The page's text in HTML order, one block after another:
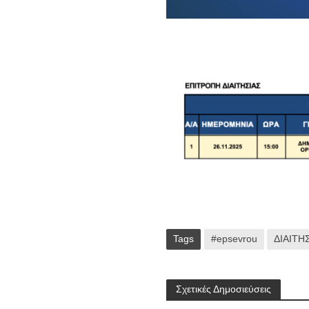
Tags #epsevrou
Σχετικές Δημοσιεύσεις